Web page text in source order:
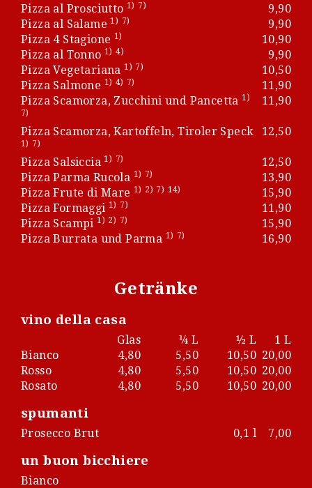
Pizza al Prosciutto 1) 7)
9,90
Pizza al Salame 1) 7)
9,90
Pizza 4 Stagione 1)
10,90
Pizza al Tonno 1) 4)
9,90
Pizza Vegetariana 1) 7)
10,50
Pizza Salmone 1) 4) 7)
11,90
Pizza Scamorza, Zucchini und Pancetta 1)
7)
11,90
Pizza Scamorza, Kartoffeln, Tiroler Speck
1) 7)
12,50
Pizza Salsiccia 1) 7)
12,50
Pizza Parma Rucola 1) 7)
13,90
Pizza Frute di Mare 1) 2) 7) 14)
15,90
Pizza Formaggi 1) 7)
11,90
Pizza Scampi 1) 2) 7)
15,90
Pizza Burrata und Parma 1) 7) 16,90
Getränke
vino della casa
Glas ¼ L ½ L
1 L
Bianco
4,80 5,50 10,50 20,00
Rosso
4,80 5,50 10,50 20,00
Rosato
4,80 5,50 10,50 20,00
spumanti
Prosecco Brut 0,1 l 7,00
un buon bicchiere
Bianco